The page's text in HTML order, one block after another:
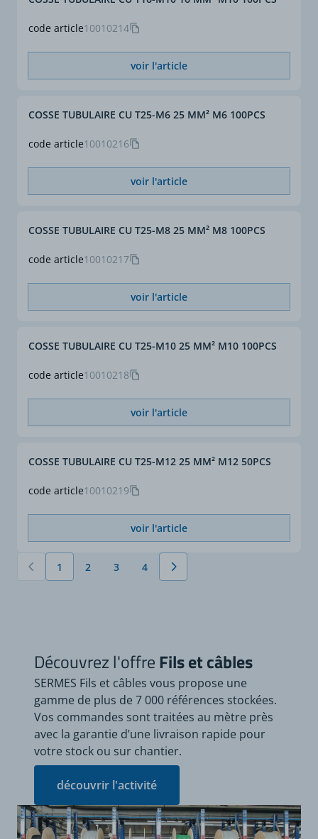
code article10010214
voir l'article
code article10010216
COSSE TUBULAIRE CU T25-M6 25 MM² M6 100PCS
voir l'article
code article10010217
COSSE TUBULAIRE CU T25-M8 25 MM² M8 100PCS
voir l'article
code article10010218
COSSE TUBULAIRE CU T25-M10 25 MM² M10 100PCS
voir l'article
code article10010219
COSSE TUBULAIRE CU T25-M12 25 MM² M12 50PCS
voir l'article
Vous lisez actuellement la page
1 Page
2 Page
3 Page
4
Découvrez l'offreFils et câbles
SERMES Fils et câbles vous propose une
gamme de plus de 7 000 références stockées.
Vos commandes sont traitées au mètre près
avec la garantie d’une livraison rapide pour
votre stock ou sur chantier.
découvrir l'activité